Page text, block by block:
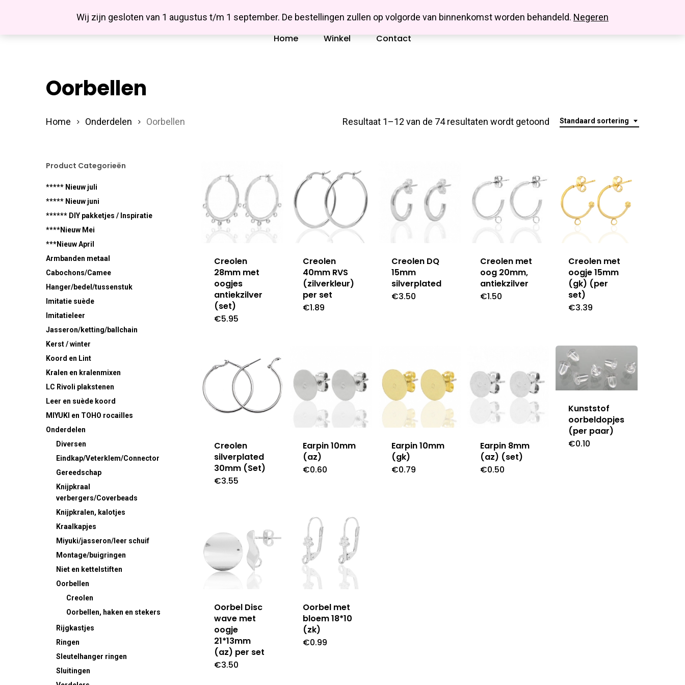
Wij zijn gesloten van 1 augustus t/m 1 september. De bestellingen zullen op volgorde van binnenkomst worden behandeld. Negeren
Hit enter to search or ESC to close
Missbluesieraden
Facebook
Home Winkel Contact
Oorbellen
Standaard sortering
Resultaat 1–12 van de 74 resultaten wordt getoond
Home Onderdelen Oorbellen
Product Categorieën
***** Nieuw juli
***** Nieuw juni
****** DIY pakketjes / Inspiratie
****Nieuw Mei
***Nieuw April
Armbanden metaal
Cabochons/Camee
Hanger/bedel/tussenstuk
Imitatie suède
Imitatieleer
Jasseron/ketting/ballchain
Kerst / winter
Koord en Lint
Kralen en kralenmixen
LC Rivoli plakstenen
Leer en suède koord
MIYUKI en TOHO rocailles
Onderdelen
Diversen
Eindkap/Veterklem/Connector
Gereedschap
Knijpkraal
verbergers/Coverbeads
Knijpkralen, kalotjes
Kraalkapjes
Miyuki/jasseron/leer schuif
Montage/buigringen
Niet en kettelstiften
Oorbellen
Creolen
Oorbellen, haken en stekers
Rijgkastjes
Ringen
Sleutelhanger ringen
Sluitingen
Creolen
28mm met
oogjes
antiekzilver
(set)
€5.95
Creolen
40mm RVS
(zilverkleur)
per set
€1.89
Creolen DQ
15mm
silverplated
€3.50
Creolen met
oog 20mm,
antiekzilver
€1.50
Creolen met
oogje 15mm
(gk) (per
set)
€3.39
Creolen
silverplated
30mm (Set)
€3.55
Earpin 10mm
(az)
€0.60
Earpin 10mm
(gk)
€0.79
Earpin 8mm
(az) (set)
€0.50
Kunststof
oorbeldopjes
(per paar)
€0.10
Oorbel Disc
wave met
oogje
21*13mm
(az) per set
€3.50
Oorbel met
bloem 18*10
(zk)
€0.99